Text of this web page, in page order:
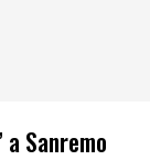
Sanremo